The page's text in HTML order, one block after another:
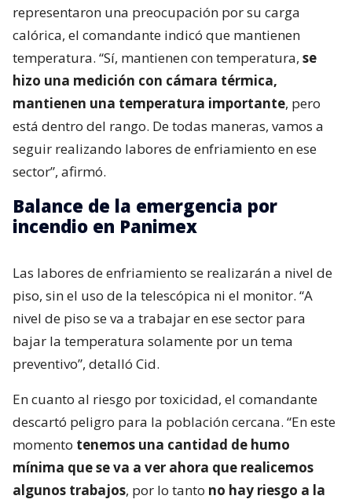
representaron una preocupación por su carga
calórica, el comandante indicó que mantienen
temperatura. “Sí, mantienen con temperatura, se
hizo una medición con cámara térmica,
mantienen una temperatura importante, pero
está dentro del rango. De todas maneras, vamos a
seguir realizando labores de enfriamiento en ese
sector”, afirmó.
Balance de la emergencia por
incendio en Panimex
Las labores de enfriamiento se realizarán a nivel de
piso, sin el uso de la telescópica ni el monitor. “A
nivel de piso se va a trabajar en ese sector para
bajar la temperatura solamente por un tema
preventivo”, detalló Cid.
En cuanto al riesgo por toxicidad, el comandante
descartó peligro para la población cercana. “En este
momento tenemos una cantidad de humo
mínima que se va a ver ahora que realicemos
algunos trabajos, por lo tanto no hay riesgo a la